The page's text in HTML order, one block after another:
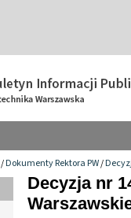
/Dokumenty Rektora PW/
Decyzja nr